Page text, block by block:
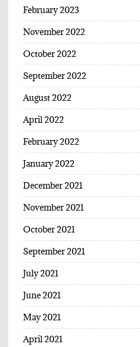
February 2023
November 2022
October 2022
September 2022
August 2022
April 2022
February 2022
January 2022
December 2021
November 2021
October 2021
September 2021
July 2021
June 2021
May 2021
April 2021